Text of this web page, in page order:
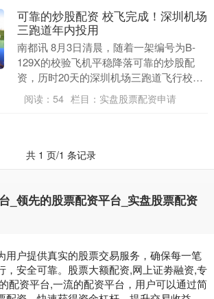
可靠的炒股配资 校飞完成！深圳机场
三跑道年内投用
南都讯 8月3日清晨，随着一架编号为B-
129X的校验飞机平稳降落可靠的炒股配
资，历时20天的深圳机场三跑道飞行校验
工作圆满结束，为后续项目竣工验收、试
飞、行业....
阅读： 54 栏目： 实盘股票配资申请
共 1 页/1 条记录
_领先的股票配资平台_实盘股票配资
用户提供真实的股票交易服务，确保每一笔
，安全可靠。股票大额配资,网上证劵融资,专
配资平台,一流的配资平台，用户可以通过简